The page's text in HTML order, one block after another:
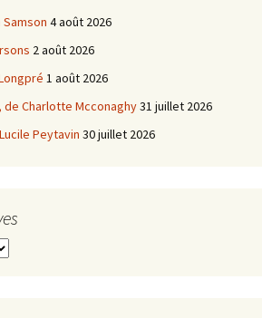
4 août 2026
2 août 2026
1 août 2026
, de Charlotte Mcconaghy31 juillet 2026
Peytavin 30 juillet 2026